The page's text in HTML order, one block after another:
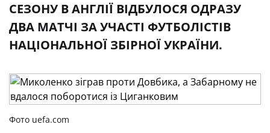
СЕЗОНУ В АНГЛІЇ ВІДБУЛОСЯ ОДРАЗУ
ДВА МАТЧІ ЗА УЧАСТІ ФУТБОЛІСТІВ
НАЦІОНАЛЬНОЇ ЗБІРНОЇ УКРАЇНИ.
Фото uefa.com